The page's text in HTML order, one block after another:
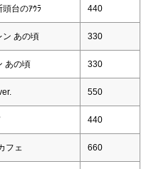
台のｱｳﾗ 440
ン あの頃 330
あの頃 330
550
440
フェ 660